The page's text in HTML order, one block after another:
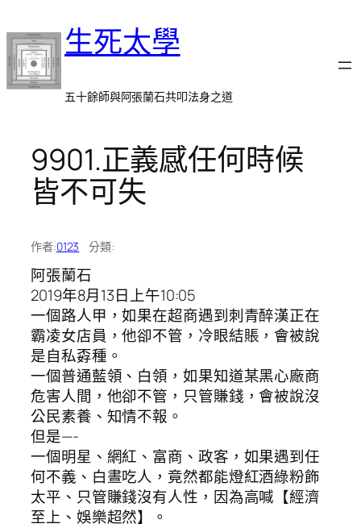
至
主
要
內
生死太學
五十餘師與阿張蘭石共叩法身之道
9901.正義感任何時候
皆不可失
作者:0123 分類:
阿張蘭石
2019年8月13日上午10:05
一個路人甲，如果在超商遇到刺青醉漢正在
霸凌女店員，他卻不管，冷眼結賬，會被說
是自私孬種。
一個普通藍領、白領，如果知道某黑心廠商
危害人間，他卻不管，只管賺錢，會被說沒
公民素養、知情不報。
但是—-
一個明星、網紅、富商、政客，如果遇到任
何不義、白晝吃人，竟然都能燈紅酒綠粉飾
太平、只管賺錢沒有人性，因為高喊【經濟
至上、娛樂超然】。